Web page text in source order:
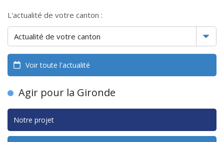
L'actualité de votre canton :
Voir toute l'actualité
Agir pour la Gironde
Notre projet